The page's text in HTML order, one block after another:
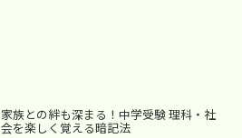
家族との絆も深まる！中学受験 理科・社
会を楽しく覚える暗記法